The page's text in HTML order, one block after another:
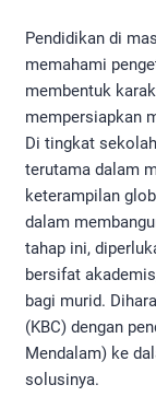
Pendidikan di
memahami
membentuk
mempersiapkan
Di tingkat
terutama dalam
keterampilan
dalam
tahap ini,
bersifat
bagi murid.
(KBC) dengan
Mendalam) ke
solusinya.